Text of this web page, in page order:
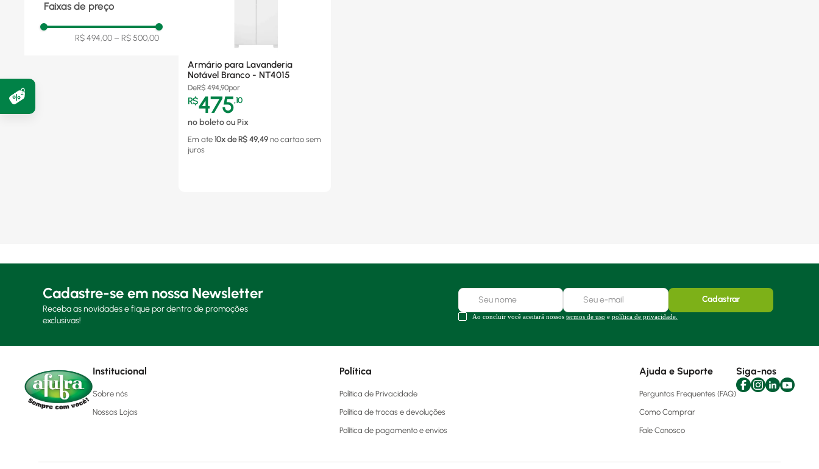
Faixas de preço
R$ 494,00 – R$ 500,00
Armário para Lavanderia
Notável Branco - NT4015
DeR$ 494,90por
R$475,10
no boleto ou Pix
Em ate 10x de R$ 49,49 no cartao sem
juros
Cadastre-se em nossa Newsletter
Receba as novidades e fique por dentro de promoções
exclusivas!
Cadastrar
Ao concluir você aceitará nossos termos de uso e política de privacidade.
Institucional
Sobre nós
Nossas Lojas
Política
Política de Privacidade
Política de trocas e devoluções
Política de pagamento e envios
Ajuda e Suporte
Perguntas Frequentes (FAQ)
Como Comprar
Fale Conosco
Siga-nos